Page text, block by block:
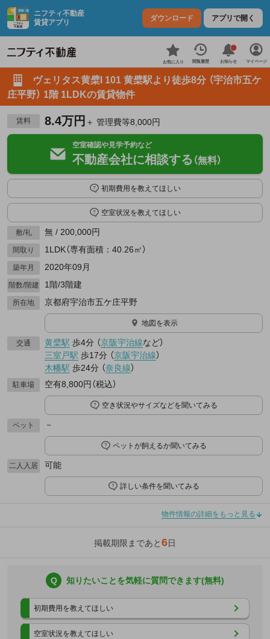
ニフティ不動産
賃貸アプリ
ダウンロード アプリで開く
お気に入り 閲覧履歴 お知らせ マイページ
ヴェリタス黄檗I 101 黄檗駅より徒歩8分 （宇治市五ケ
庄平野） 1階 1LDKの賃貸物件
賃料 8.4万円 ＋ 管理費等8,000円
空室確認や見学予約など
不動産会社に相談する （無料）
初期費用を教えてほしい
空室状況を教えてほしい
敷/礼 無 / 200,000円
間取り 1LDK（専有面積：40.26㎡）
築年月 2020年09月
階数/階建 1階/3階建
所在地 京都府宇治市五ケ庄平野
地図を表示
交通 黄檗駅 歩4分 （京阪宇治線など）
三室戸駅 歩17分 （京阪宇治線）
木幡駅 歩24分 （奈良線）
駐車場 空有8,800円（税込）
空き状況やサイズなどを聞いてみる
ペット －
ペットが飼えるか聞いてみる
二人入居 可能
詳しい条件を聞いてみる
物件情報の詳細をもっと見る
掲載期限まであと6日
Q 知りたいことを気軽に質問できます(無料)
初期費用を教えてほしい
空室状況を教えてほしい